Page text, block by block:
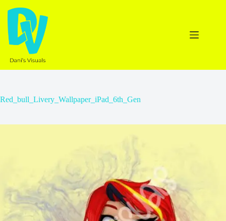
naar
inhoud
Red_bull_Livery_Wallpaper_iPad_6th_Gen